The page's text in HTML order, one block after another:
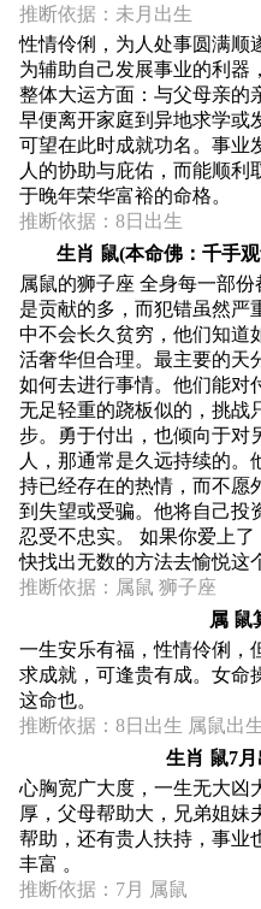
推断依据：未月出生
性情伶俐，为人处事圆满顺
为辅助自己发展事业的利器
整体大运方面：与父母亲的
早便离开家庭到异地求学或
可望在此时成就功名。事业
人的协助与庇佑，而能顺利
于晚年荣华富裕的命格。
推断依据：8日出生
生肖 鼠(本命佛：千手
属鼠的狮子座 全身每一部
是贡献的多，而犯错虽然严
中不会长久贫穷，他们知道
活奢华但合理。最主要的天
如何去进行事情。他们能对
无足轻重的跷板似的，挑战
步。勇于付出，也倾向于对
人，那通常是久远持续的。
持已经存在的热情，而不愿
到失望或受骗。他将自己投
忍受不忠实。 如果你爱上
快找出无数的方法去愉悦这
推断依据：属鼠 狮子座
属 鼠
一生安乐有福，性情伶俐，
求成就，可逢贵有成。女命
这命也。
推断依据：8日出生 属鼠出生
生肖 鼠7
心胸宽广大度，一生无大凶
厚，父母帮助大，兄弟姐妹
帮助，还有贵人扶持，事业
丰富 。
推断依据：7月 属鼠